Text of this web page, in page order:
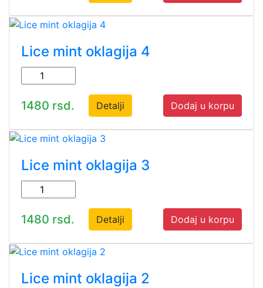
Lice mint oklagija 4
1480 rsd. Detalji Dodaj u korpu
Lice mint oklagija 3
1480 rsd. Detalji Dodaj u korpu
Lice mint oklagija 2